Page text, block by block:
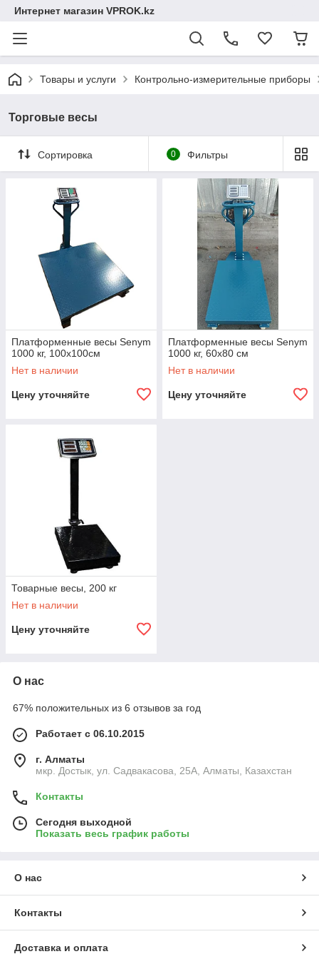
Интернет магазин VPROK.kz
Товары и услуги Контрольно-измерительные приборы
Торговые весы
Сортировка 0 Фильтры
Платформенные весы Senym
1000 кг, 100x100см
Нет в наличии
Цену уточняйте
Платформенные весы Senym
1000 кг, 60x80 см
Нет в наличии
Цену уточняйте
Товарные весы, 200 кг
Нет в наличии
Цену уточняйте
О нас
67% положительных из 6 отзывов за год
Работает с 06.10.2015
г. Алматы
мкр. Достык, ул. Садвакасова, 25А, Алматы, Казахстан
Контакты
Сегодня выходной
Показать весь график работы
О нас
Контакты
Доставка и оплата